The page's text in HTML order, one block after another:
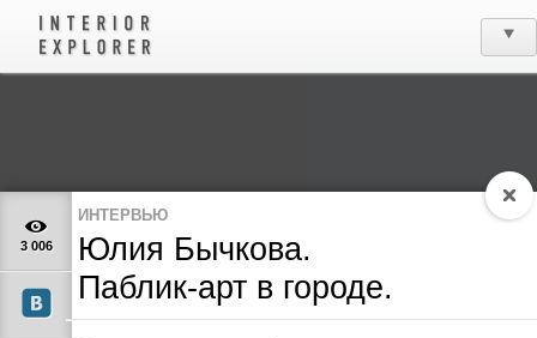
3 006
ИНТЕРВЬЮ
Юлия Бычкова.
Паблик-арт в городе.